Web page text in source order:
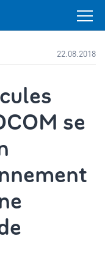
22.08.2018
se